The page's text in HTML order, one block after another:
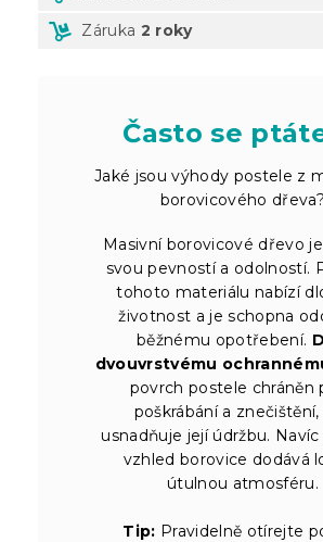
Záruka 2 roky
Často se
Jaké jsou výhody postele z
borovicového dřeva?
Masivní borovicové dřevo
svou pevností a odolností.
tohoto materiálu nabízí
životnost a je schopna
běžnému opotřebení.
dvouvrstvému
povrch postele chráněn
poškrábání a
usnadňuje její údržbu.
vzhled borovice dodává
útulnou atmosféru.
Tip: Pravidelně otírejte